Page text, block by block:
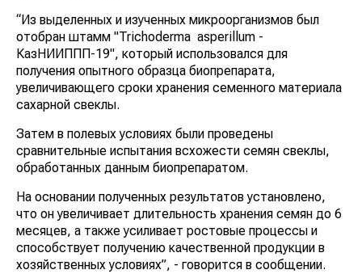
“Из выделенных и изученных микроорганизмов был
отобран штамм "Trichoderma asperillum -
КазНИИППП-19", который использовался для
получения опытного образца биопрепарата,
увеличивающего сроки хранения семенного материала
сахарной свеклы.
Затем в полевых условиях были проведены
сравнительные испытания всхожести семян свеклы,
обработанных данным биопрепаратом.
На основании полученных результатов установлено,
что он увеличивает длительность хранения семян до 6
месяцев, а также усиливает ростовые процессы и
способствует получению качественной продукции в
хозяйственных условиях”, - говорится в сообщении.